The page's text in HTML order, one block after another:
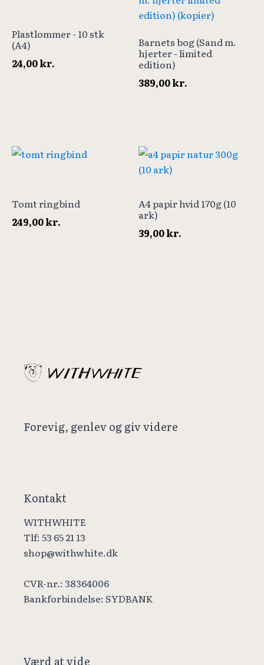
Plastlommer - 10 stk
(A4)
24,00kr.
Barnets bog (Sand m.
hjerter - limited
edition)
389,00kr.
Tomt ringbind
249,00kr.
A4 papir hvid 170g (10
ark)
39,00kr.
Forevig, genlev og giv videre
Kontakt
WITHWHITE
Tlf: 53 65 21 13
shop@withwhite.dk
CVR-nr.: 38364006
Bankforbindelse: SYDBANK
Værd at vide